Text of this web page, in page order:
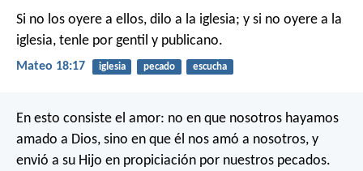
Si no los oyere a ellos, dilo a la iglesia; y si no oyere a la
iglesia, tenle por gentil y publicano.
Mateo 18:17 iglesia pecado escucha
En esto consiste el amor: no en que nosotros hayamos
amado a Dios, sino en que él nos amó a nosotros, y
envió a su Hijo en propiciación por nuestros pecados.